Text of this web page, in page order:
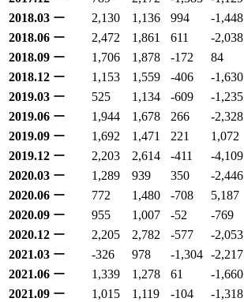
2018.03 ー 2,130 1,136 994 -1,448
2018.06 ー 2,472 1,861 611 -2,038
2018.09 ー 1,706 1,878 -172 84
2018.12 ー 1,153 1,559 -406 -1,630
2019.03 ー 525 1,134 -609 -1,235
2019.06 ー 1,944 1,678 266 -2,328
2019.09 ー 1,692 1,471 221 1,072
2019.12 ー 2,203 2,614 -411 -4,109
2020.03 ー 1,289 939 350 -2,446
2020.06 ー 772 1,480 -708 5,187
2020.09 ー 955 1,007 -52 -769
2020.12 ー 2,205 2,782 -577 -2,053
2021.03 ー -326 978 -1,304 -2,217
2021.06 ー 1,339 1,278 61 -1,660
2021.09 ー 1,015 1,119 -104 -1,318